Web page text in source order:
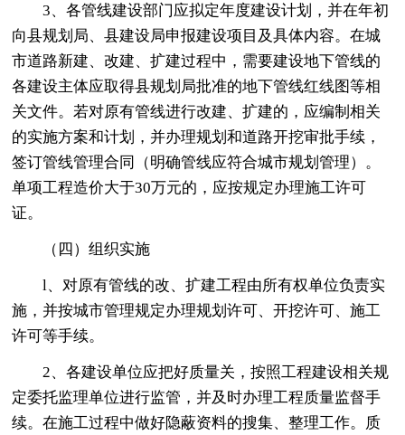
3、各管线建设部门应拟定年度建设计划，并在年初
向县规划局、县建设局申报建设项目及具体内容。在城
市道路新建、改建、扩建过程中，需要建设地下管线的
各建设主体应取得县规划局批准的地下管线红线图等相
关文件。若对原有管线进行改建、扩建的，应编制相关
的实施方案和计划，并办理规划和道路开挖审批手续，
签订管线管理合同（明确管线应符合城市规划管理）。
单项工程造价大于30万元的，应按规定办理施工许可
证。
（四）组织实施
l、对原有管线的改、扩建工程由所有权单位负责实
施，并按城市管理规定办理规划许可、开挖许可、施工
许可等手续。
2、各建设单位应把好质量关，按照工程建设相关规
定委托监理单位进行监管，并及时办理工程质量监督手
续。在施工过程中做好隐蔽资料的搜集、整理工作。质